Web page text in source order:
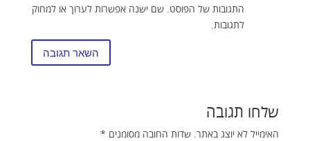
התגובות של הפוסט. שם ישנה אפשרות לערוך או למחוק
לתגובות.
השאר תגובה
שלחו תגובה
האימייל לא יוצג באתר. שדות החובה מסומנים *